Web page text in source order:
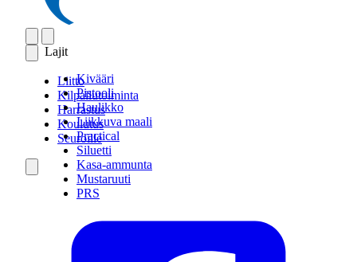
Lajit
Kivääri
Pistooli
Haulikko
Liikkuva maali
Practical
Siluetti
Kasa-ammunta
Mustaruuti
PRS
Liitto
Kilpailutoiminta
Harrastus
Koulutus
Seuroille